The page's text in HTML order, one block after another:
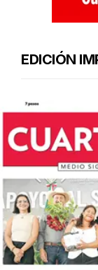
EDICIÓN